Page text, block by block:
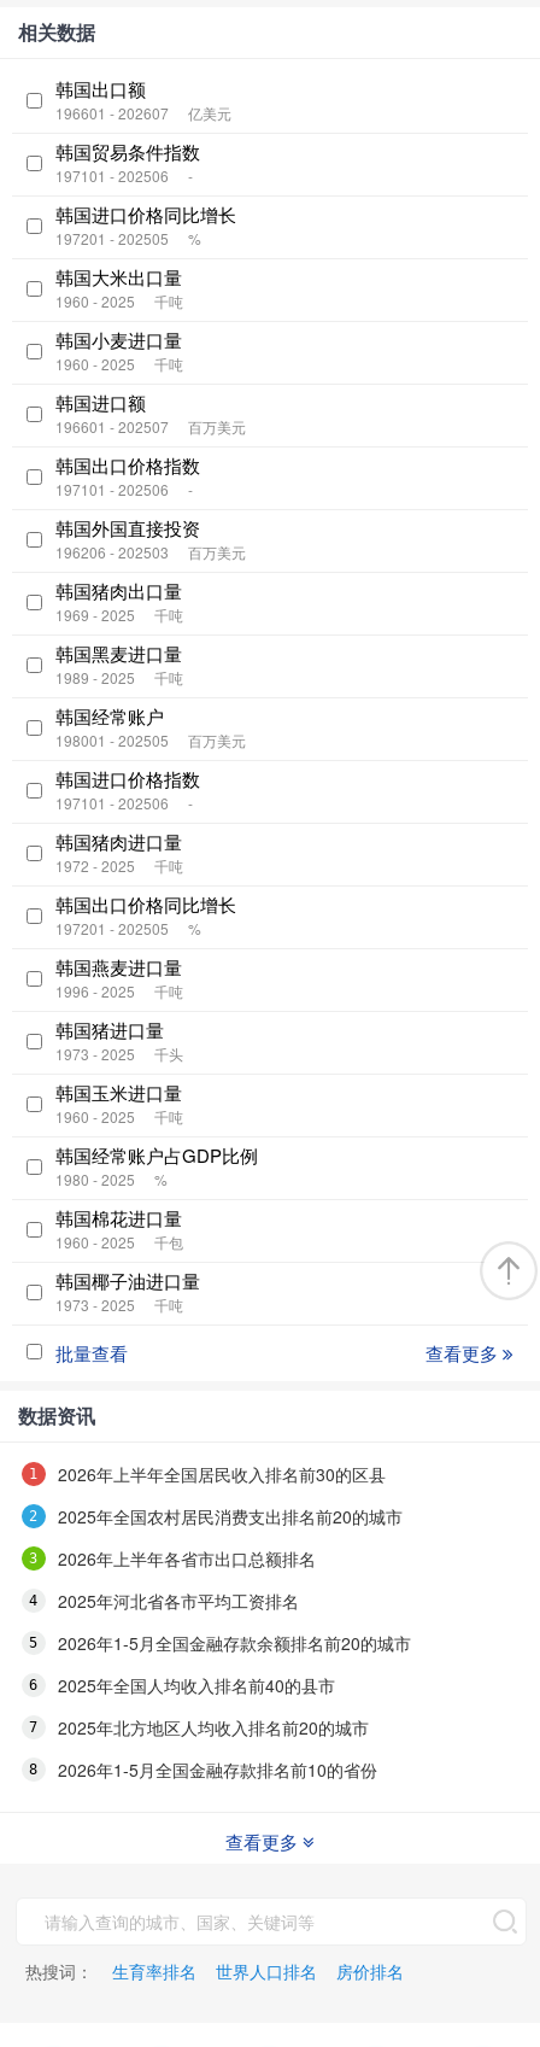
相关数据
韩国出口额
196601 - 202607 亿美元
韩国贸易条件指数
197101 - 202506 -
韩国进口价格同比增长
197201 - 202505 %
韩国大米出口量
1960 - 2025 千吨
韩国小麦进口量
1960 - 2025 千吨
韩国进口额
196601 - 202507 百万美元
韩国出口价格指数
197101 - 202506 -
韩国外国直接投资
196206 - 202503 百万美元
韩国猪肉出口量
1969 - 2025 千吨
韩国黑麦进口量
1989 - 2025 千吨
韩国经常账户
198001 - 202505 百万美元
韩国进口价格指数
197101 - 202506 -
韩国猪肉进口量
1972 - 2025 千吨
韩国出口价格同比增长
197201 - 202505 %
韩国燕麦进口量
1996 - 2025 千吨
韩国猪进口量
1973 - 2025 千头
韩国玉米进口量
1960 - 2025 千吨
韩国经常账户占GDP比例
1980 - 2025 %
韩国棉花进口量
1960 - 2025 千包
韩国椰子油进口量
1973 - 2025 千吨
批量查看 查看更多
数据资讯
2026年上半年全国居民收入排名前30的区县
2025年全国农村居民消费支出排名前20的城市
2026年上半年各省市出口总额排名
2025年河北省各市平均工资排名
2026年1-5月全国金融存款余额排名前20的城市
2025年全国人均收入排名前40的县市
2025年北方地区人均收入排名前20的城市
2026年1-5月全国金融存款排名前10的省份
查看更多
热搜词： 生育率排名 世界人口排名 房价排名